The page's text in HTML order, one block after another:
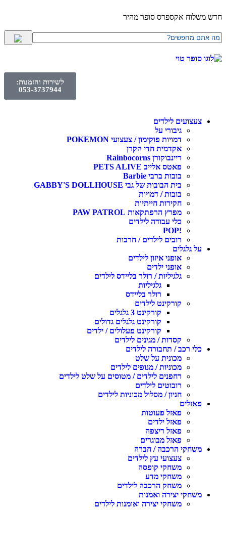
חדש משלוח אקספרס סופר מהיר
לשירות והזמנות:
053-3737944
צעצועים לילדים
גיבורי על
דמויות פוקימון / צעצועי POKEMON
אקדמית חדי הקרן
ריינבוקורן Rainbocorns
פאטס אלייב PETS ALIVE
בובות ברבי Barbie
בית הבובות של גבי GABBY'S DOLLHOUSE
בובות / דמויות
חקירות חייתיות
מפרץ הרפתקאות PAW PATROL
כלי עבודה לילדים
!POP
רובים לילדים / חרבות
על גלגלים
אופני איזון לילדים
אופני ילדים
גלגיליות / רולר בליידס לילדים
גלגיליות
רולר בליידס
קורקינט לילדים
קורקינט 3 גלגלים
קורקינט גלגלים גדולים
קורקינט פעלולים / ילדים
קסדות / מגינים לילדים
כלי רכב / תחבורה לילדים
מכונית על שלט
מכוניות / מנופים לילדים
רחפנים לילדים / מטוסים על שלט לילדים
רובוטים לילדים
חניון / מסלול מכוניות לילדים
פאזלים
פאזל פעוטות
פאזל ילדים
פאזל ריצפה
פאזל מבוגרים
משחקי הרכבה / חברה
צעצועי עץ לילדים
משחקי קופסה
משחקי מדע
משחק הרכבה לילדים
משחקי יצירה ואמנות
משחקי יצירה ואומנות לילדים